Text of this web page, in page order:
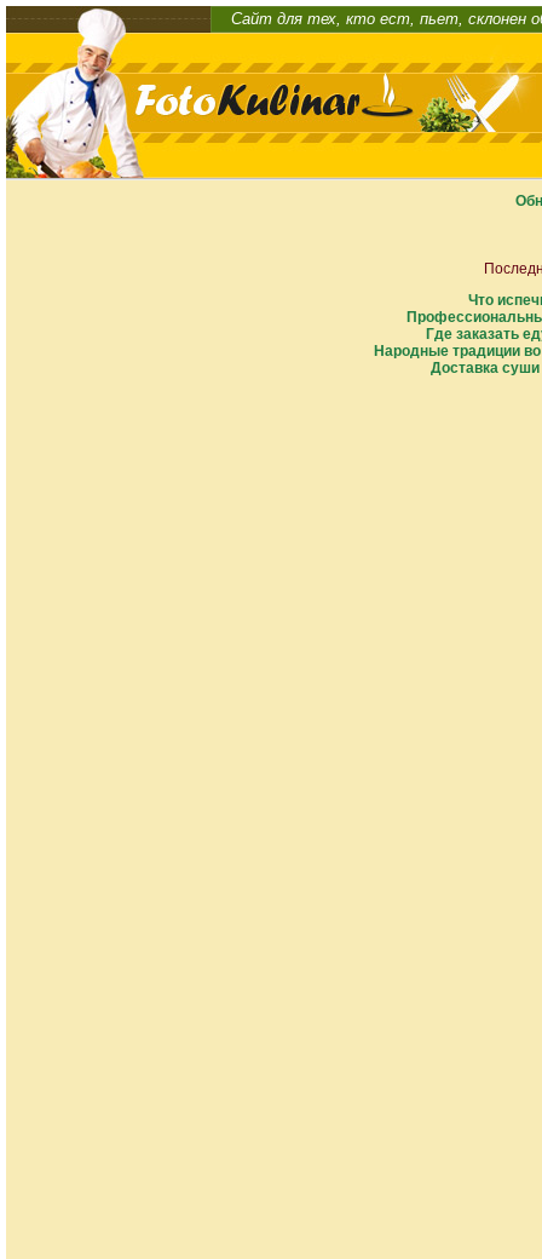
Сайт для тех, кто ест, пьет, склонен
Что
Где заказать
Народные традиции
Доставка